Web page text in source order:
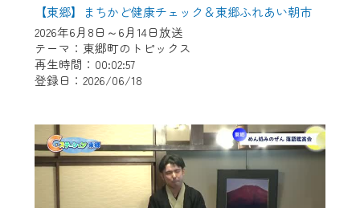
【東郷】まちかど健康チェック＆東郷ふれあい朝市
2026年6月8日～6月14日放送
テーマ：東郷町のトピックス
再生時間：00:02:57
登録日：2026/06/18
＜メンテナンス情報＞
CCNetWebTVのリニューアルにともないメ
ンテナンス作業を予定しています。
作業の間は、CCNetWebTVの画面が「メン
テナンス中」になり、ご利用いただけませ
ん。
ご不便をおかけいたしますが、ご了承の程